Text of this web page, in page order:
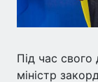
Під час
міністр